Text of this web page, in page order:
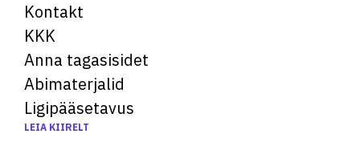
Kontakt
KKK
Anna tagasisidet
Abimaterjalid
Ligipääsetavus
LEIA KIIRELT